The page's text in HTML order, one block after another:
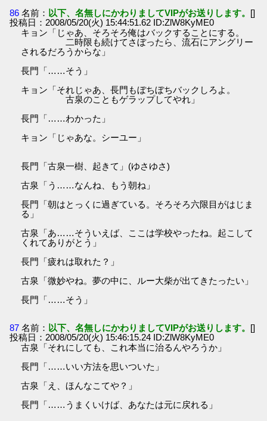
86 名前： 以下、名無しにかわりましてVIPがお送りします。 []
投稿日：2008/05/20(火) 15:44:51.62 ID:ZlW8KyME0
キョン「じゃあ、そろそろ俺はバックすることにする。
二時限も続けてさぼったら、流石にアングリー
されるだろうからな」
長門「……そう」
キョン「それじゃあ、長門もぼちぼちバックしろよ。
古泉のこともゲラップしてやれ」
長門「……わかった」
キョン「じゃあな。シーユー」
長門「古泉一樹、起きて」(ゆさゆさ)
古泉「う……なんね、もう朝ね」
長門「朝はとっくに過ぎている。そろそろ六限目がはじま
る」
古泉「あ……そういえば、ここは学校やったね。起こして
くれてありがとう」
長門「疲れは取れた？」
古泉「微妙やね。夢の中に、ルー大柴が出てきたったい」
長門「……そう」
87 名前： 以下、名無しにかわりましてVIPがお送りします。 []
投稿日：2008/05/20(火) 15:46:15.24 ID:ZlW8KyME0
古泉「それにしても、これ本当に治るんやろうか」
長門「……いい方法を思いついた」
古泉「え、ほんなこてや？」
長門「……うまくいけば、あなたは元に戻れる」